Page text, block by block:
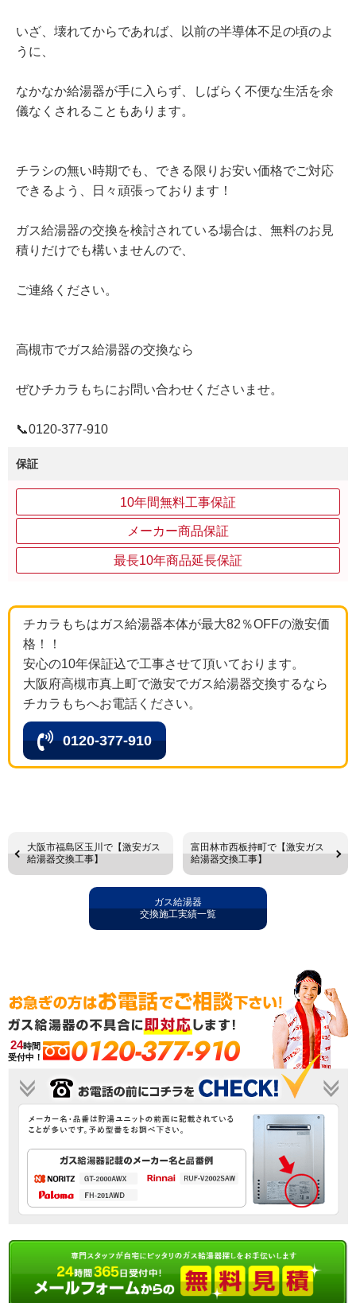
いざ、壊れてからであれば、以前の半導体不足の頃のよ
うに、
なかなか給湯器が手に入らず、しばらく不便な生活を余
儀なくされることもあります。
チラシの無い時期でも、できる限りお安い価格でご対応
できるよう、日々頑張っております！
ガス給湯器の交換を検討されている場合は、無料のお見
積りだけでも構いませんので、
ご連絡ください。
高槻市でガス給湯器の交換なら
ぜひチカラもちにお問い合わせくださいませ。
📞0120‐377‐910
保証
10年間無料工事保証
メーカー商品保証
最長10年商品延長保証
チカラもちはガス給湯器本体が最大82％OFFの激安価
格！！
安心の10年保証込で工事させて頂いております。
大阪府高槻市真上町で激安でガス給湯器交換するなら
チカラもちへお電話ください。
0120-377-910
大阪市福島区玉川で【激安ガス
給湯器交換工事】
富田林市西板持町で【激安ガス
給湯器交換工事】
ガス給湯器
交換施工実績一覧
24時間
受付中！
0120-377-910